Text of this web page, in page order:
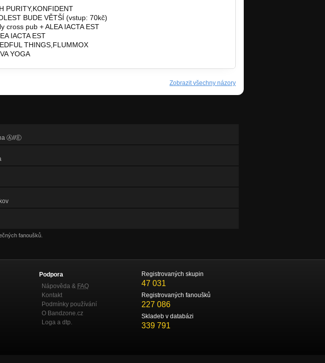
PURITY,KONFIDENT
BUDE VĚTŠÍ (vstup: 70kč)
cross pub + ALEA IACTA EST
IACTA EST
THINGS,FLUMMOX
YOGA
Zobrazit všechny názory
Ⓐ//Ⓔ
fanoušků.
Podpora
Nápověda & FAQ
Kontakt
Podmínky používání
O Bandzone.cz
Loga a dtp.
Registrovaných skupin
47 031
Registrovaných fanoušků
227 086
Skladeb v databázi
339 791